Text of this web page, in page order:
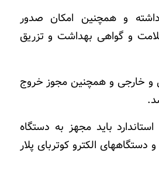
و همچنین امکان صدور
و گواهی بهداشت و تزریق
و خارجی و همچنین مجوز خروج
باید مجهز به دستگاه
دستگاههای الکترو کوتربای پلار